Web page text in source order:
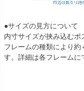
●サイズの見方について
内寸サイズが挟み込むポ
フレームの種類により
す。詳細は各フレームに